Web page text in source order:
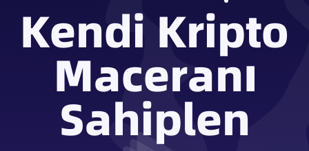
Kendi Kripto
Maceranı
Sahiplen